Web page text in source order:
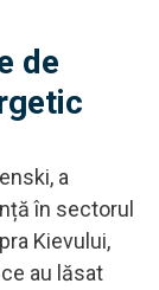
de
a
în sectorul
Kievului,
au lăsat